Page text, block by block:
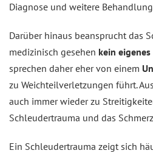
Diagnose und weitere
Darüber hinaus beansprucht das
medizinisch gesehen kein
sprechen daher eher von einem
zu Weichteilverletzungen führt.
auch immer wieder zu
Schleudertrauma und das
Ein Schleudertrauma zeigt sich